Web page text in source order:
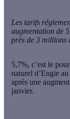
Les tarifs
augmentation de
près de 3 millions
5,7%, c’est le
naturel d’Engie
après une
janvier.